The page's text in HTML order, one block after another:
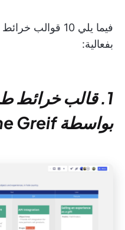
بفعالية:
بواسطة Caterine Greif